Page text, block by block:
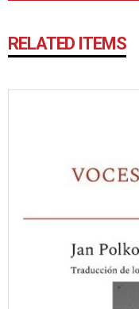
RELATED ITEMS